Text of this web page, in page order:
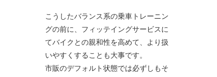
こうしたバランス系の乗車トレーニン
グの前に、フィッテイングサービスに
てバイクとの親和性を高めて、より扱
いやすくすることも大事です。
市販のデフォルト状態では必ずしもそ